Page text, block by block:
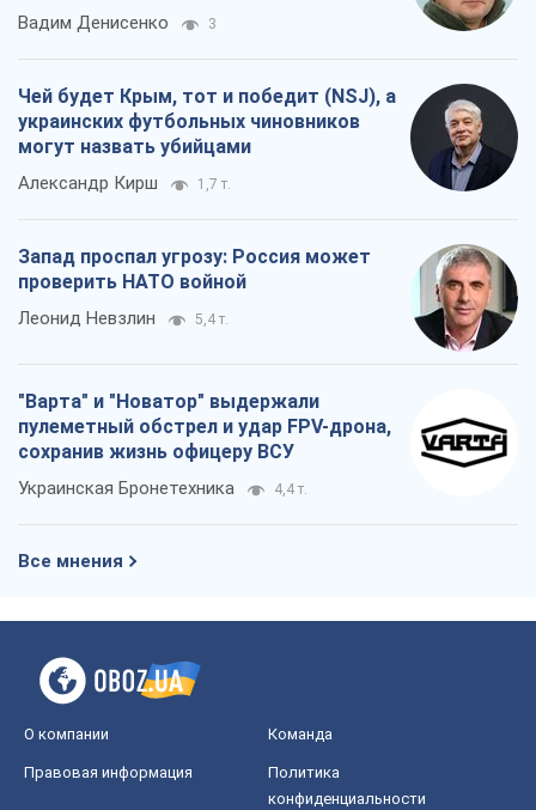
Вадим Денисенко 3
Чей будет Крым, тот и победит (NSJ), а
украинских футбольных чиновников
могут назвать убийцами
Александр Кирш 1,7 т.
Запад проспал угрозу: Россия может
проверить НАТО войной
Леонид Невзлин 5,4 т.
"Варта" и "Новатор" выдержали
пулеметный обстрел и удар FPV-дрона,
сохранив жизнь офицеру ВСУ
Украинская Бронетехника 4,4 т.
Все мнения
О компании Команда
Правовая информация
Политика
конфиденциальности